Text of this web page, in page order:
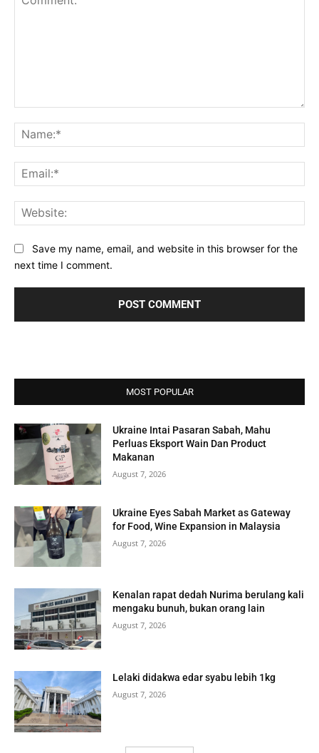
Save my name, email, and website in this browser for the
next time I comment.
MOST POPULAR
Ukraine Intai Pasaran Sabah, Mahu
Perluas Eksport Wain Dan Product
Makanan
August 7, 2026
Ukraine Eyes Sabah Market as Gateway
for Food, Wine Expansion in Malaysia
August 7, 2026
Kenalan rapat dedah Nurima berulang kali
mengaku bunuh, bukan orang lain
August 7, 2026
Lelaki didakwa edar syabu lebih 1kg
August 7, 2026